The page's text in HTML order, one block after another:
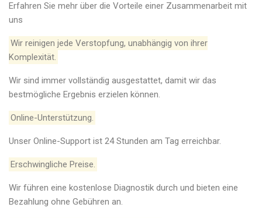
Erfahren Sie mehr über die Vorteile einer Zusammenarbeit mit
uns
Wir reinigen jede Verstopfung, unabhängig von ihrer
Komplexität.
Wir sind immer vollständig ausgestattet, damit wir das
bestmögliche Ergebnis erzielen können.
Online-Unterstützung.
Unser Online-Support ist 24 Stunden am Tag erreichbar.
Erschwingliche Preise.
Wir führen eine kostenlose Diagnostik durch und bieten eine
Bezahlung ohne Gebühren an.